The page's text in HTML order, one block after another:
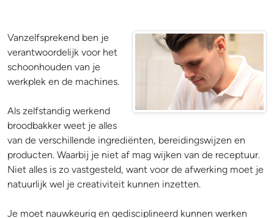
Vanzelfsprekend ben je
verantwoordelijk voor het
schoonhouden van je
werkplek en de machines.
Als zelfstandig werkend
broodbakker weet je alles
van de verschillende ingrediënten, bereidingswijzen en
producten. Waarbij je niet af mag wijken van de receptuur.
Niet alles is zo vastgesteld, want voor de afwerking moet je
natuurlijk wel je creativiteit kunnen inzetten.
Je moet nauwkeurig en gedisciplineerd kunnen werken